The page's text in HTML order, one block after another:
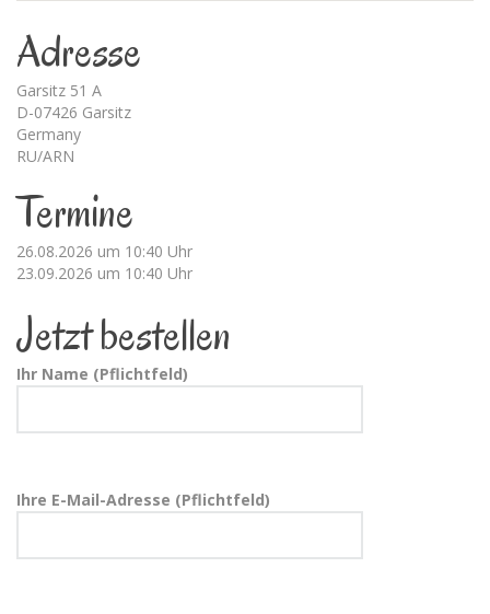
Adresse
Garsitz 51 A
D-07426 Garsitz
Germany
RU/ARN
Termine
26.08.2026 um 10:40 Uhr
23.09.2026 um 10:40 Uhr
Jetzt bestellen
Ihr Name (Pflichtfeld)
Ihre E-Mail-Adresse (Pflichtfeld)